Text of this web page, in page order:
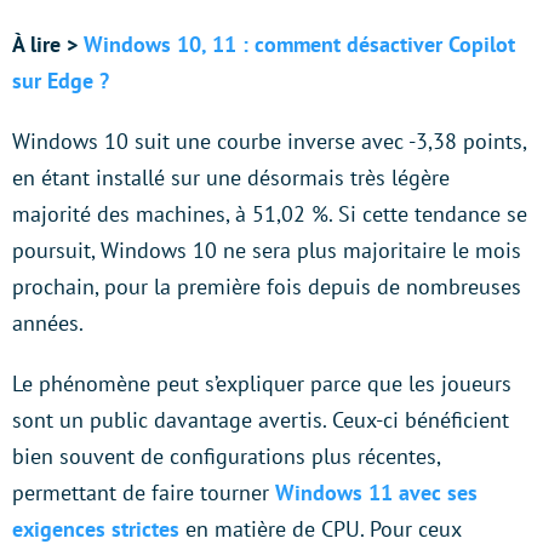
À lire > Windows 10, 11 : comment désactiver Copilot
sur Edge ?
Windows 10 suit une courbe inverse avec -3,38 points,
en étant installé sur une désormais très légère
majorité des machines, à 51,02 %. Si cette tendance se
poursuit, Windows 10 ne sera plus majoritaire le mois
prochain, pour la première fois depuis de nombreuses
années.
Le phénomène peut s’expliquer parce que les joueurs
sont un public davantage avertis. Ceux-ci bénéficient
bien souvent de configurations plus récentes,
permettant de faire tourner Windows 11 avec ses
exigences strictes en matière de CPU. Pour ceux